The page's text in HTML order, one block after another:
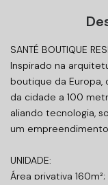
SANTÉ BOUTIQUE
Inspirado na
boutique da Europa,
da cidade a 100
aliando tecnologia,
um
UNIDADE:
Área privativa 160m²;